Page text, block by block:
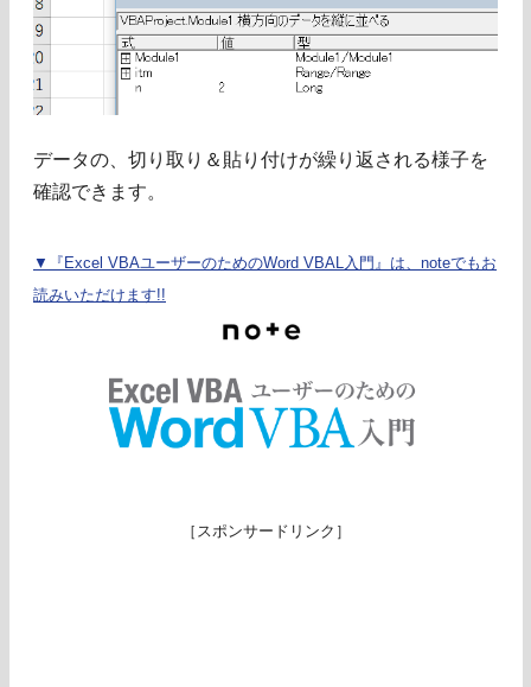
データの、切り取り＆貼り付けが繰り返される様子を
確認できます。
▼『Excel VBAユーザーのためのWord VBAL入門』は、noteでもお
読みいただけます!!
［スポンサードリンク］